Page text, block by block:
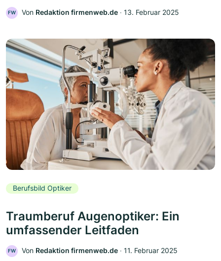
FW Von Redaktion firmenweb.de ‧ 13. Februar 2025
Berufsbild Optiker
Traumberuf Augenoptiker: Ein
umfassender Leitfaden
FW Von Redaktion firmenweb.de ‧ 11. Februar 2025